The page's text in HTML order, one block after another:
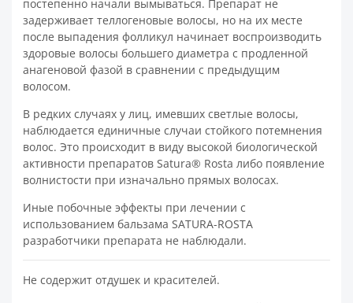
постепенно начали вымываться. Препарат не
задерживает теллогеновые волосы, но на их месте
после выпадения фолликул начинает воспроизводить
здоровые волосы большего диаметра с продленной
анагеновой фазой в сравнении с предыдущим
волосом.
В редких случаях у лиц, имевших светлые волосы,
наблюдается единичные случаи стойкого потемнения
волос. Это происходит в виду высокой биологической
активности препаратов Satura® Rosta либо появление
волнистости при изначально прямых волосах.
Иные побочные эффекты при лечении с
использованием бальзама SATURA-ROSTA
разработчики препарата не наблюдали.
Не содержит отдушек и красителей.